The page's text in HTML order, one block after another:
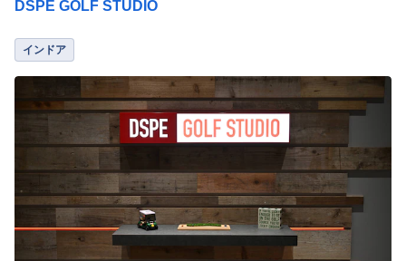
DSPE GOLF STUDIO
インドア